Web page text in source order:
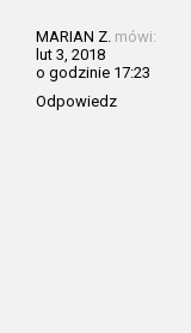
MARIAN Z. mówi:
lut 3, 2018
o godzinie 17:23
Odpowiedz